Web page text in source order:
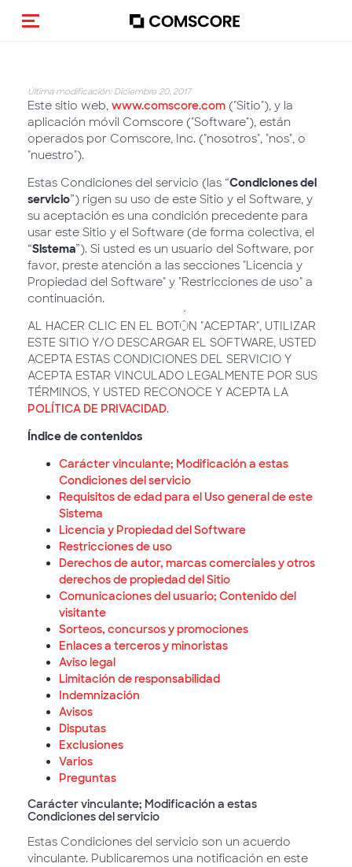
(Des)activar la navegación
Última modificación: Diciembre 20, 2017
Este sitio web, www.comscore.com ("Sitio"), y la
aplicación móvil Comscore ("Software"), están
operados por Comscore, Inc. ("nosotros", "nos", o
"nuestro").
Estas Condiciones del servicio (las “Condiciones del
servicio”) rigen su uso de este Sitio y el Software, y
su aceptación es una condición precedente para
usar este Sitio y el Software (de forma colectiva, el
“Sistema”). Si usted es un usuario del Software, por
favor, preste atención a las secciones "Licencia y
Propiedad del Software" y "Restricciones de uso" a
continuación.
AL HACER CLIC EN EL BOTÓN "ACEPTAR", UTILIZAR
ESTE SITIO Y/O DESCARGAR EL SOFTWARE, USTED
ACEPTA ESTAS CONDICIONES DEL SERVICIO Y
ACEPTA ESTAR VINCULADO LEGALMENTE POR SUS
TÉRMINOS, Y USTED RECONOCE Y ACEPTA LA
POLÍTICA DE PRIVACIDAD.
Índice de contenidos
Carácter vinculante; Modificación a estas
Condiciones del servicio
Requisitos de edad para el Uso general de este
Sistema
Licencia y Propiedad del Software
Restricciones de uso
Derechos de autor, marcas comerciales y otros
derechos de propiedad del Sitio
Comunicaciones del usuario; Contenido del
visitante
Sorteos, concursos y promociones
Enlaces a terceros y minoristas
Aviso legal
Limitación de responsabilidad
Indemnización
Avisos
Disputas
Exclusiones
Varios
Preguntas
Carácter vinculante; Modificación a estas
Condiciones del servicio
Estas Condiciones del servicio son un acuerdo
vinculante. Publicaremos una notificación en este